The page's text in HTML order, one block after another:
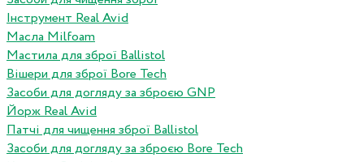
Інструмент Real Avid
Масла Milfoam
Мастила для зброї Ballistol
Вішери для зброї Bore Tech
Засоби для догляду за зброєю GNP
Йорж Real Avid
Патчі для чищення зброї Ballistol
Засоби для догляду за зброєю Bore Tech